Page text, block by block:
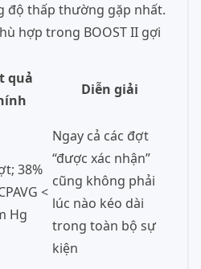
độ thấp thường gặp nhất.
hợp trong BOOST II gợi
quả
Diễn giải
38%
<
Hg
Ngay cả các đợt
“được xác nhận”
cũng không phải
lúc nào kéo dài
trong toàn bộ sự
kiện